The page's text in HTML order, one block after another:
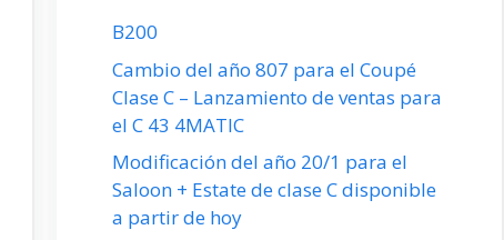
B200
Cambio del año 807 para el Coupé
Clase C – Lanzamiento de ventas para
el C 43 4MATIC
Modificación del año 20/1 para el
Saloon + Estate de clase C disponible
a partir de hoy